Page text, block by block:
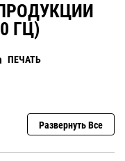
ГЦ)
ПЕЧАТЬ
Развернуть Все